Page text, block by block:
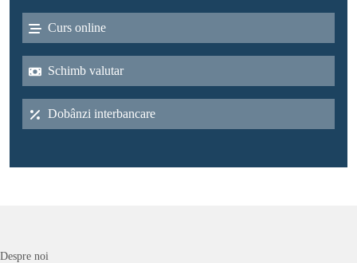
Curs online
Schimb valutar
Dobânzi interbancare
Despre noi